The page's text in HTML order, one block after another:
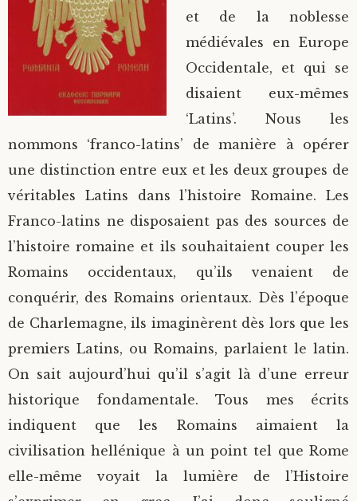
et de la noblesse
médiévales en Europe
Occidentale, et qui se
disaient eux-mêmes
‘Latins’. Nous les
nommons ‘franco-latins’ de manière à opérer
une distinction entre eux et les deux groupes de
véritables Latins dans l’histoire Romaine. Les
Franco-latins ne disposaient pas des sources de
l’histoire romaine et ils souhaitaient couper les
Romains occidentaux, qu’ils venaient de
conquérir, des Romains orientaux. Dès l’époque
de Charlemagne, ils imaginèrent dès lors que les
premiers Latins, ou Romains, parlaient le latin.
On sait aujourd’hui qu’il s’agit là d’une erreur
historique fondamentale. Tous mes écrits
indiquent que les Romains aimaient la
civilisation hellénique à un point tel que Rome
elle-même voyait la lumière de l’Histoire